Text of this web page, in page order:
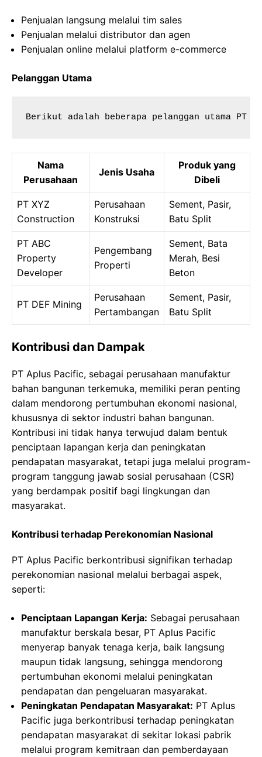
Penjualan langsung melalui tim sales
Penjualan melalui distributor dan agen
Penjualan online melalui platform e-commerce
Pelanggan Utama
Berikut adalah beberapa pelanggan utama PT
Nama
Perusahaan
Jenis Usaha
Produk yang
Dibeli
PT XYZ
Construction
Perusahaan
Konstruksi
Sement, Pasir,
Batu Split
PT ABC
Property
Developer
Pengembang
Properti
Sement, Bata
Merah, Besi
Beton
PT DEF Mining
Perusahaan
Pertambangan
Sement, Pasir,
Batu Split
Kontribusi dan Dampak
PT Aplus Pacific, sebagai perusahaan manufaktur
bahan bangunan terkemuka, memiliki peran penting
dalam mendorong pertumbuhan ekonomi nasional,
khususnya di sektor industri bahan bangunan.
Kontribusi ini tidak hanya terwujud dalam bentuk
penciptaan lapangan kerja dan peningkatan
pendapatan masyarakat, tetapi juga melalui program-
program tanggung jawab sosial perusahaan (CSR)
yang berdampak positif bagi lingkungan dan
masyarakat.
Kontribusi terhadap Perekonomian Nasional
PT Aplus Pacific berkontribusi signifikan terhadap
perekonomian nasional melalui berbagai aspek,
seperti:
Penciptaan Lapangan Kerja: Sebagai perusahaan
manufaktur berskala besar, PT Aplus Pacific
menyerap banyak tenaga kerja, baik langsung
maupun tidak langsung, sehingga mendorong
pertumbuhan ekonomi melalui peningkatan
pendapatan dan pengeluaran masyarakat.
Peningkatan Pendapatan Masyarakat: PT Aplus
Pacific juga berkontribusi terhadap peningkatan
pendapatan masyarakat di sekitar lokasi pabrik
melalui program kemitraan dan pemberdayaan